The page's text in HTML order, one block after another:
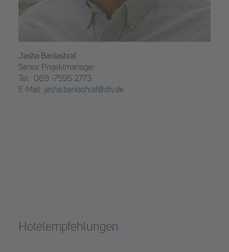
Jasha Baniashraf
Senior Projektmanager
Tel.: 069 -7595 2773
E-Mail: jasha.baniashraf@dfv.de
Hotelempfehlungen